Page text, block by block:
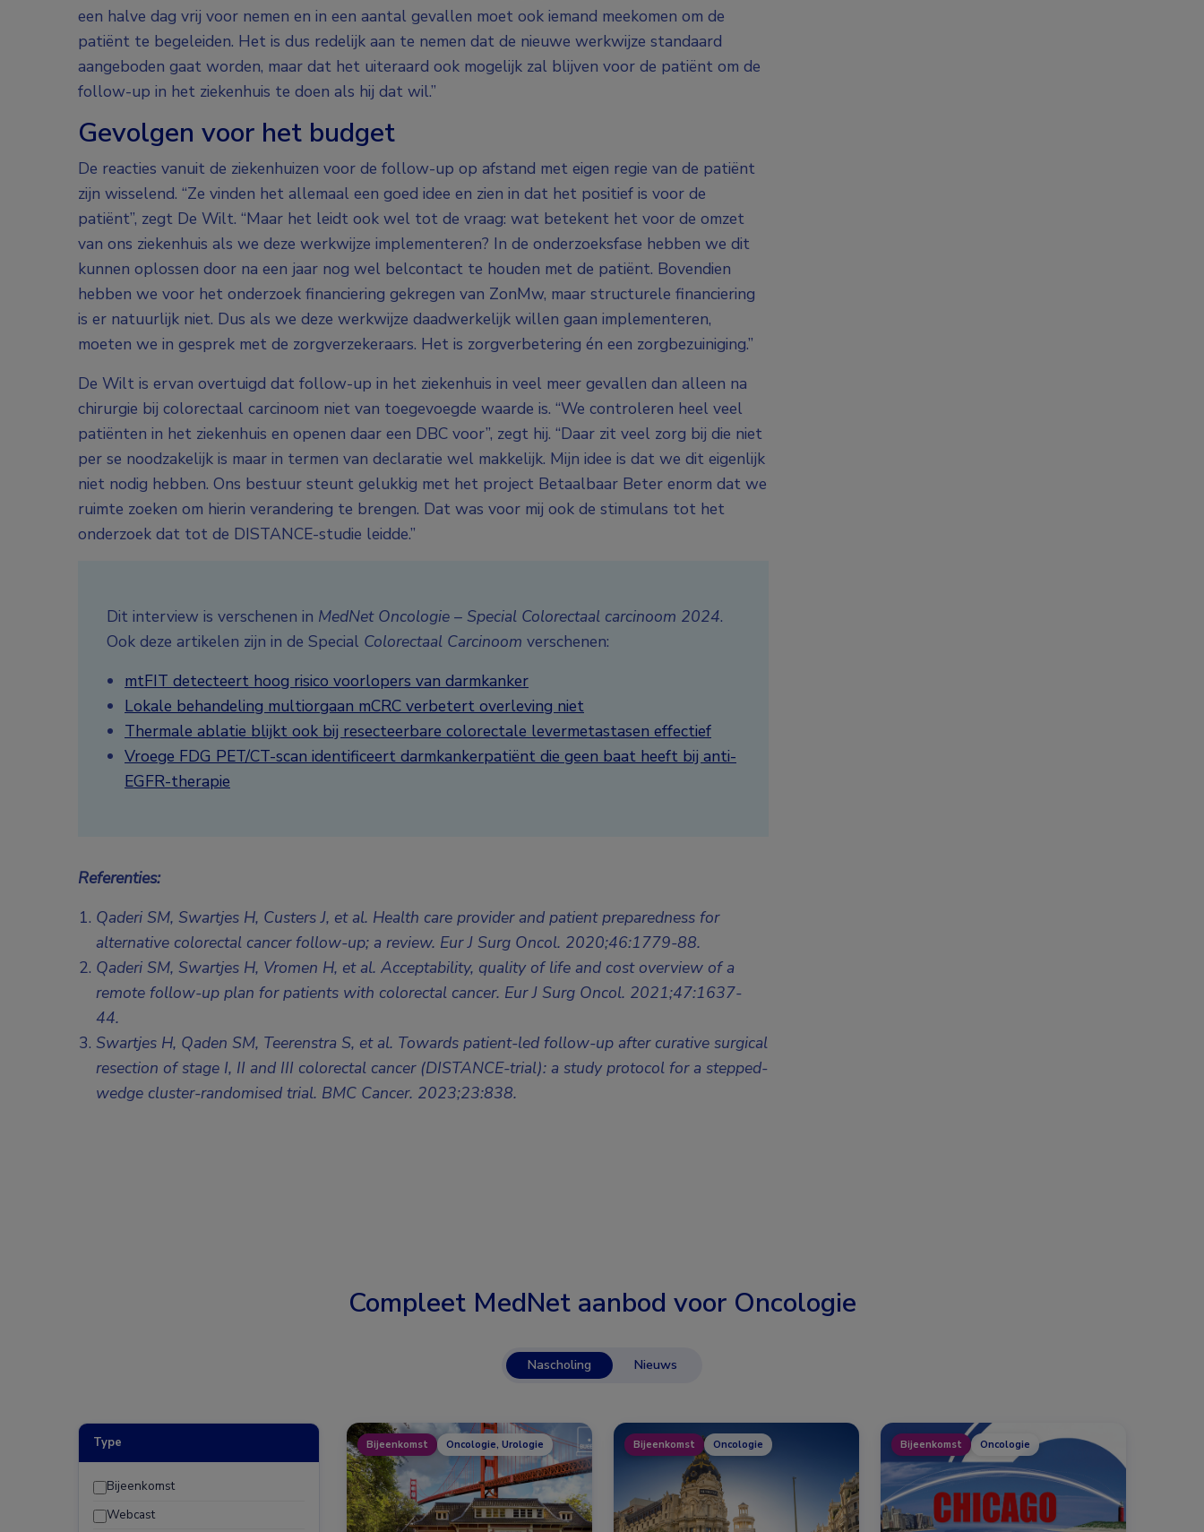
een halve dag vrij voor nemen en in een aantal gevallen moet ook iemand meekomen om de
patiënt te begeleiden. Het is dus redelijk aan te nemen dat de nieuwe werkwijze standaard
aangeboden gaat worden, maar dat het uiteraard ook mogelijk zal blijven voor de patiënt om de
follow-up in het ziekenhuis te doen als hij dat wil.”
Gevolgen voor het budget
De reacties vanuit de ziekenhuizen voor de follow-up op afstand met eigen regie van de patiënt
zijn wisselend. “Ze vinden het allemaal een goed idee en zien in dat het positief is voor de
patiënt”, zegt De Wilt. “Maar het leidt ook wel tot de vraag: wat betekent het voor de omzet
van ons ziekenhuis als we deze werkwijze implementeren? In de onderzoeksfase hebben we dit
kunnen oplossen door na een jaar nog wel belcontact te houden met de patiënt. Bovendien
hebben we voor het onderzoek financiering gekregen van ZonMw, maar structurele financiering
is er natuurlijk niet. Dus als we deze werkwijze daadwerkelijk willen gaan implementeren,
moeten we in gesprek met de zorgverzekeraars. Het is zorgverbetering én een zorgbezuiniging.”
De Wilt is ervan overtuigd dat follow-up in het ziekenhuis in veel meer gevallen dan alleen na
chirurgie bij colorectaal carcinoom niet van toegevoegde waarde is. “We controleren heel veel
patiënten in het ziekenhuis en openen daar een DBC voor”, zegt hij. “Daar zit veel zorg bij die niet
per se noodzakelijk is maar in termen van declaratie wel makkelijk. Mijn idee is dat we dit eigenlijk
niet nodig hebben. Ons bestuur steunt gelukkig met het project Betaalbaar Beter enorm dat we
ruimte zoeken om hierin verandering te brengen. Dat was voor mij ook de stimulans tot het
onderzoek dat tot de DISTANCE-studie leidde.”
Dit interview is verschenen in MedNet Oncologie – Special Colorectaal carcinoom 2024.
Ook deze artikelen zijn in de Special Colorectaal Carcinoom verschenen:
mtFIT detecteert hoog risico voorlopers van darmkanker
Lokale behandeling multiorgaan mCRC verbetert overleving niet
Thermale ablatie blijkt ook bij resecteerbare colorectale levermetastasen effectief
Vroege FDG PET/CT-scan identificeert darmkankerpatiënt die geen baat heeft bij anti-
EGFR-therapie
Referenties:
Qaderi SM, Swartjes H, Custers J, et al. Health care provider and patient preparedness for
alternative colorectal cancer follow-up; a review. Eur J Surg Oncol. 2020;46:1779-88.
Qaderi SM, Swartjes H, Vromen H, et al. Acceptability, quality of life and cost overview of a
remote follow-up plan for patients with colorectal cancer. Eur J Surg Oncol. 2021;47:1637-
44.
Swartjes H, Qaden SM, Teerenstra S, et al. Towards patient-led follow-up after curative surgical
resection of stage I, II and III colorectal cancer (DISTANCE-trial): a study protocol for a stepped-
wedge cluster-randomised trial. BMC Cancer. 2023;23:838.
Compleet MedNet aanbod voor Oncologie
Nascholing Nieuws
Type
Bijeenkomst
Webcast
Bijeenkomst Oncologie, Urologie Bijeenkomst Oncologie Bijeenkomst Oncologie